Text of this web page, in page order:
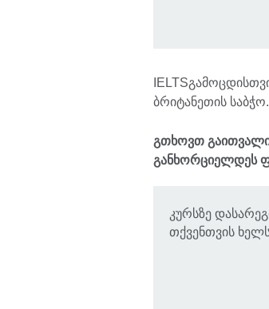
ბრიტანეთის საბჭო.
გთხოვთ
განხორციელდეს
კურსზე
თქვენთვის